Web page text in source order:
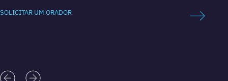
SOLICITAR UM ORADOR